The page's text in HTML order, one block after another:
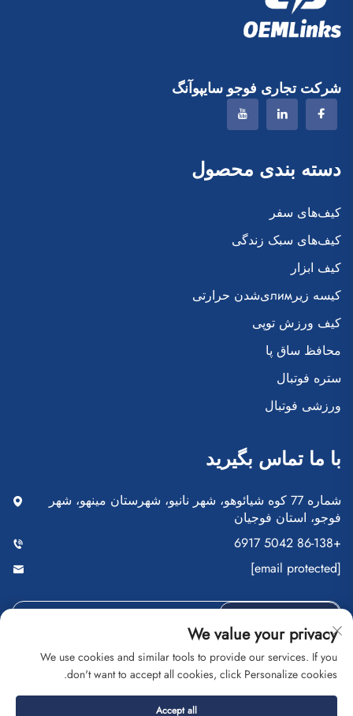
شرکت تجاری فوجو سایپوآنگ
دسته بندی محصول
کیف‌های سفر
کیف‌های سبک زندگی
کیف ابزار
کیسه زیرлимی‌شدن حرارتی
کیف ورزش توپی
محافظ ساق پا
ستره فوتبال
ورزشی فوتبال
با ما تماس بگیرید
شماره 77 کوه شیائوهو، شهر نانیو، شهرستان مینهو، شهر
فوجو، استان فوجیان
+86-138 5042 6917
[email protected]
کلیه حقوق متعلق به شرکت تجاری فوجو سایپوآنگ است
We value your privacy
We use cookies and similar tools to provide our services. If you
don't want to accept all cookies, click Personalize cookies.
Accept all